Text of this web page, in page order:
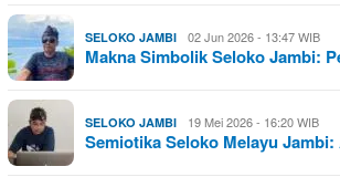
SELOKO JAMBI 02 Jun 2026 - 13:47 WIB
Makna Simbolik Seloko Jambi:
SELOKO JAMBI 19 Mei 2026 - 16:20 WIB
Semiotika Seloko Melayu